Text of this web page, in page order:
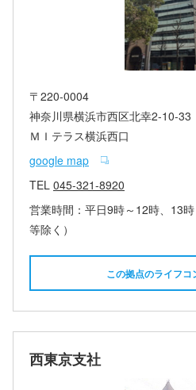
〒220-0004
神奈川県横浜市西区北幸2-10-33
ＭＩテラス横浜西口
google map
TEL 045-321-8920
営業時間：平日9時～12時、13
等除く）
この拠点のライフコ
西東京支社